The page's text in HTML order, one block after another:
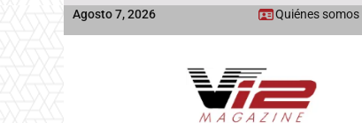
Agosto 7, 2026 Quiénes somos